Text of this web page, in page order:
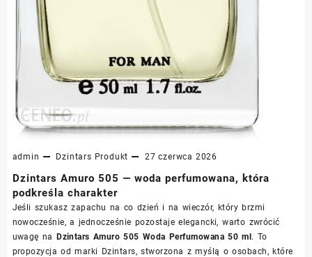
admin Dzintars Produkt 27 czerwca 2026
Dzintars Amuro 505 — woda perfumowana, która
podkreśla charakter
Jeśli szukasz zapachu na co dzień i na wieczór, który brzmi
nowocześnie, a jednocześnie pozostaje elegancki, warto zwrócić
uwagę naDzintars Amuro 505 Woda Perfumowana 50 ml. To
propozycja od marki Dzintars, stworzona z myślą o osobach, które